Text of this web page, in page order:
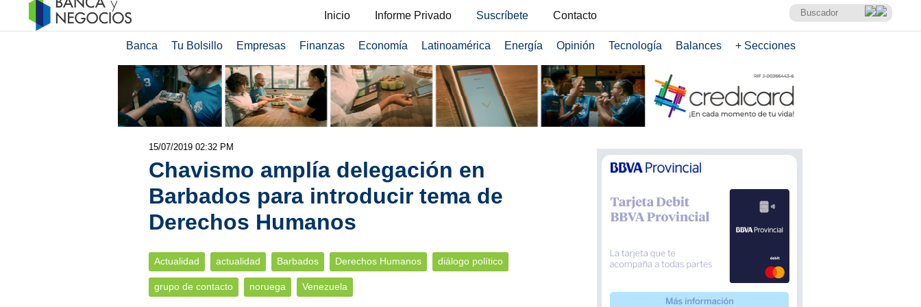
Inicio Informe Privado Suscríbete Contacto
Banca Tu Bolsillo Empresas Finanzas Economía Latinoamérica Energía Opinión Tecnología Balances + Secciones
15/07/2019 02:32 PM
Chavismo amplía delegación en
Barbados para introducir tema de
Derechos Humanos
Actualidad actualidad Barbados Derechos Humanos diálogo político
grupo de contacto noruega Venezuela